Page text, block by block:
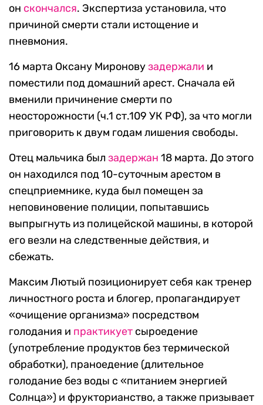
он скончался. Экспертиза установила, что
причиной смерти стали истощение и
пневмония.
16 марта Оксану Мироновузадержали и
поместили под домашний арест. Сначала ей
вменили причинение смерти по
неосторожности (ч.1 ст.109 УК РФ), за что могли
приговорить к двум годам лишения свободы.
Отец мальчика был задержан 18 марта. До этого
он находился под 10-суточным арестом в
спецприемнике, куда был помещен за
неповиновение полиции, попытавшись
выпрыгнуть из полицейской машины, в которой
его везли на следственные действия, и
сбежать.
Максим Лютый позиционирует себя как тренер
личностного роста и блогер, пропагандирует
«очищение организма» посредством
голодания и практикует сыроедение
(употребление продуктов без термической
обработки), праноедение (длительное
голодание без воды с «питанием энергией
Солнца») и фрукторианство, а также призывает